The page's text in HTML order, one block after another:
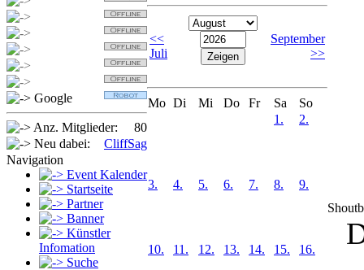
Google
Anz. Mitglieder:
80
Neu dabei:
CliffSag
Navigation
Event Kalender
Startseite
Partner
Banner
Künstler
Infomation
Suche
<<
Juli
September
>>
Mo Di Mi Do Fr Sa
So
1.
2.
3. 4. 5. 6. 7. 8. 9.
10. 11. 12. 13. 14. 15. 16.